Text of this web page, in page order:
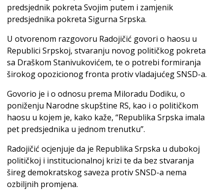
predsjednik pokreta Svojim putem i zamjenik
predsjednika pokreta Sigurna Srpska.
U otvorenom razgovoru Radojičić govori o haosu u
Republici Srpskoj, stvaranju novog političkog pokreta
sa Draškom Stanivukovićem, te o potrebi formiranja
širokog opozicionog fronta protiv vladajućeg SNSD-a.
Govorio je i o odnosu prema Miloradu Dodiku, o
poniženju Narodne skupštine RS, kao i o političkom
haosu u kojem je, kako kaže, “Republika Srpska imala
pet predsjednika u jednom trenutku”.
Radojičić ocjenjuje da je Republika Srpska u dubokoj
političkoj i institucionalnoj krizi te da bez stvaranja
šireg demokratskog saveza protiv SNSD-a nema
ozbiljnih promjena.